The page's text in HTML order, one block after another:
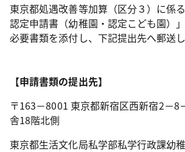
東京都処遇改善等加算（区分３）に係
認定申請書（幼稚園・認定こども園）
必要書類を添付し、下記提出先へ郵送
【申請書類の提出先】
〒163－8001 東京都新宿区西新宿2－8
舎18階北側
東京都生活文化局私学部私学行政課幼